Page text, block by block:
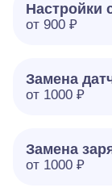
Настройки
от 900 ₽
Замена
от 1000 ₽
Замена
от 1000 ₽